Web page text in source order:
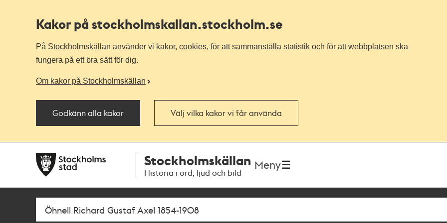
Kakor på stockholmskallan.stockholm.se
På Stockholmskällan använder vi kakor, cookies, för att sammanställa statistik och för att webbplatsen ska
fungera på ett bra sätt för dig.
Om kakor på Stockholmskällan
Godkänn alla kakor Välj vilka kakor vi får använda
navigationen
huvudinnehållet
Stockholmskällan
Historia i ord, ljud och bild
Meny
SökFritextsök